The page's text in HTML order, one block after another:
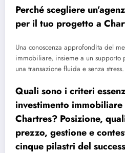
Perché scegliere
per il tuo progetto a
Una conoscenza approfondita del
immobiliare, insieme a un supporto
una transazione fluida e senza stress.
Quali sono i criteri
investimento immobiliare
Chartres? Posizione,
prezzo, gestione e
cinque pilastri del